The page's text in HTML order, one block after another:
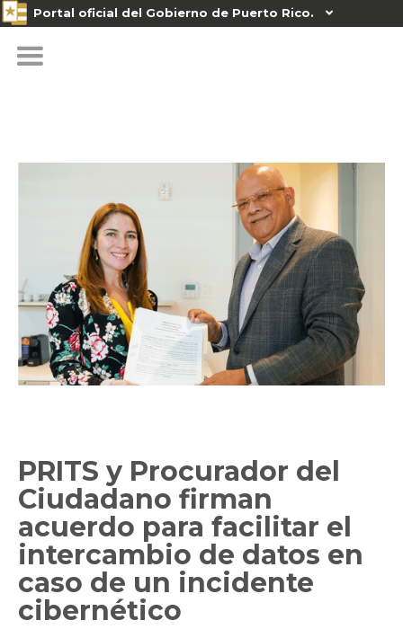
Portal oficial del Gobierno de Puerto Rico. 
PRITS y Procurador del
Ciudadano firman
acuerdo para facilitar el
intercambio de datos en
caso de un incidente
cibernético